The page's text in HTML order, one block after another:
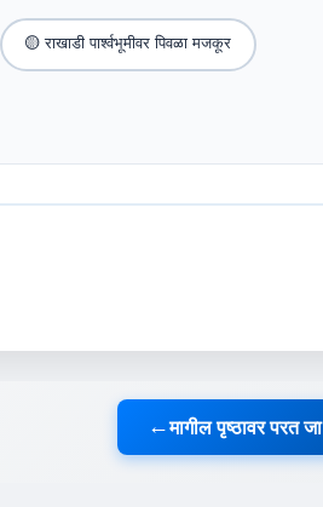
🟡 राखाडी पार्श्वभूमीवर पिवळा मजकूर
←मागील पृष्ठावर परत जा